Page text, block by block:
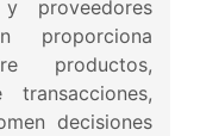
proveedores
proporciona
productos,
decisiones